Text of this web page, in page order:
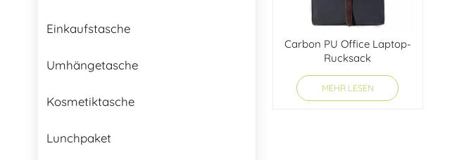
Einkaufstasche
Umhängetasche
Kosmetiktasche
Lunchpaket
Carbon PU Office Laptop-
Rucksack
MEHR LESEN